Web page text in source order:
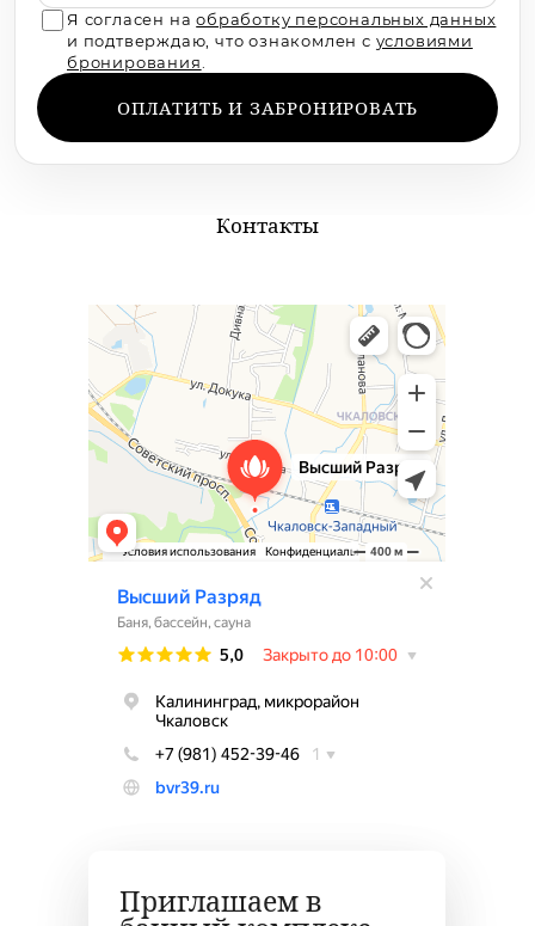
Я согласен наобработку персональных данных
и подтверждаю, что ознакомлен с условиями
бронирования
ОПЛАТИТЬ И ЗАБРОНИРОВАТЬ
Контакты
Приглашаем в
Высший Разряд
Баня в Калининграде
Бассейн в Калининграде
Правила посещения бассейна